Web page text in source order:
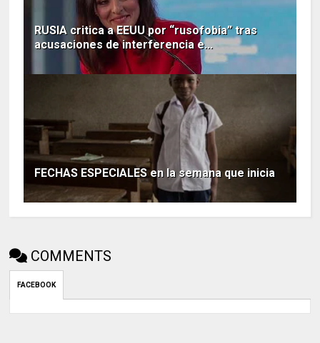
RUSIA critica a EEUU por “rusofobia” tras
acusaciones de interferencia e...
FECHAS ESPECIALES en la semana que inicia
COMMENTS
FACEBOOK